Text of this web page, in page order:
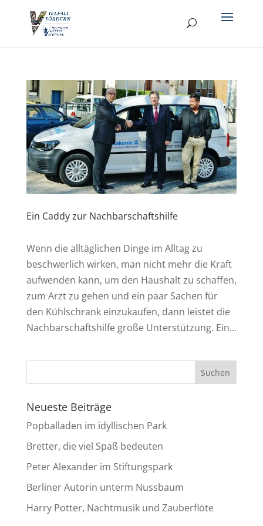
Ein Caddy zur Nachbarschaftshilfe
Wenn die alltäglichen Dinge im Alltag zu
beschwerlich wirken, man nicht mehr die Kraft
aufwenden kann, um den Haushalt zu schaffen,
zum Arzt zu gehen und ein paar Sachen für
den Kühlschrank einzukaufen, dann leistet die
Nachbarschaftshilfe große Unterstützung. Ein...
Neueste Beiträge
Popballaden im idyllischen Park
Bretter, die viel Spaß bedeuten
Peter Alexander im Stiftungspark
Berliner Autorin unterm Nussbaum
Harry Potter, Nachtmusik und Zauberflöte